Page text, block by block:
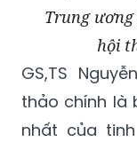
Trung ương
hội
GS,TS
thảo chính là
nhất của